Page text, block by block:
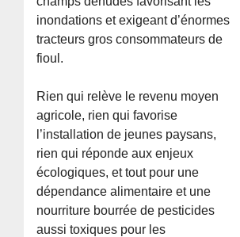
inondations et exigeant d’énormes
tracteurs gros consommateurs de
fioul.
Rien qui relève le revenu moyen
agricole, rien qui favorise
l’installation de jeunes paysans,
rien qui réponde aux enjeux
écologiques, et tout pour une
dépendance alimentaire et une
nourriture bourrée de pesticides
aussi toxiques pour les